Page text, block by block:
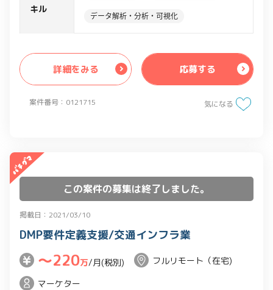
案件番号：0121715
・上記データからの課題抽出、システム
・オフショア開発チームへの開発仕様の
説明、スケジュール管理
・開発ガバナンス体制の構築
・既存のシステムを適格な状態にアップ
キル
データ解析・分析・可視化
詳細をみる 応募する
気になる
この案件の募集は終了しました。
掲載日：2021/03/10
DMP要件定義支援/交通インフラ業
〜220万/月(税別)
フルリモート（在宅)
マーケター